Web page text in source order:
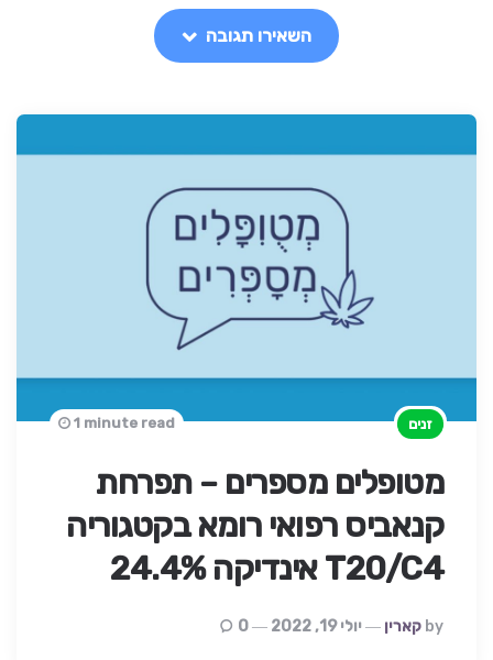
השאירו תגובה
זנים
מטופלים מספרים – תפרחת
קנאביס רפואי רומא בקטגוריה
T20/C4 אינדיקה 24.4%
Posted
By
By קארין יולי 19, 2022
1 minute read
0